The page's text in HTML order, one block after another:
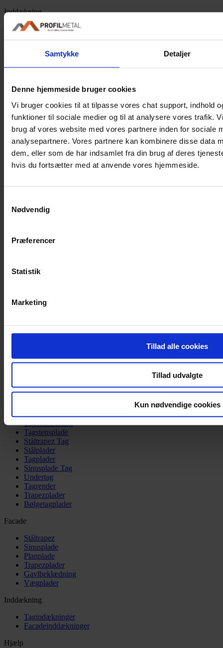
Samtykke Detaljer
Denne hjemmeside bruger cookies
Vi bruger cookies til at tilpasse vores chat support, indhold
funktioner til sociale medier og til at analysere vores trafik.
brug af vores website med vores partnere inden for sociale
analysepartnere. Vores partnere kan kombinere disse data
dem, eller som de har indsamlet fra din brug af deres
hvis du fortsætter med at anvende vores hjemmeside.
Nødvendig
Præferencer
Statistik
Marketing
Tillad alle cookies
Tillad udvalgte
Kun nødvendige cookies
Inddækning
Tagindækninger
Rørmanchetter
Skumklodser
Taghætter
Outlet og tilbud
Nedløbsrør
Hjælp
Datablade
Alle vores produkter er
Kontakt og kundeservice
Fortrydelsesret
Få et tilbud på tag/facade
Få et tilbud på tagrender
Skovsøviadukten 3, 4200 Slagelse
Tagbeklædning
Tagstensplade
Ståltrapez Tag
Stålplader
Tagplader
Sinusplade Tag
Undertag
Tagrender
Trapezplader
Bølgetagplader
Facade
Ståltrapez
Sinusplade
Planplade
Trapezplader
Gavlbeklædning
Vægplader
Inddækning
Tagindækninger
Facadeinddækninger
Hjælp